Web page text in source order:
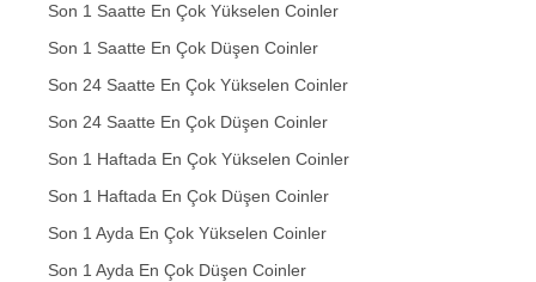
Son 1 Saatte En Çok Yükselen Coinler
Son 1 Saatte En Çok Düşen Coinler
Son 24 Saatte En Çok Yükselen Coinler
Son 24 Saatte En Çok Düşen Coinler
Son 1 Haftada En Çok Yükselen Coinler
Son 1 Haftada En Çok Düşen Coinler
Son 1 Ayda En Çok Yükselen Coinler
Son 1 Ayda En Çok Düşen Coinler